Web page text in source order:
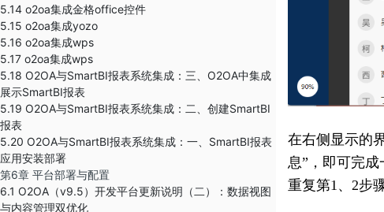
5.14 o2oa集成金格office控件
5.15 o2oa集成yozo
5.16 o2oa集成wps
5.17 o2oa集成wps
5.18 O2OA与SmartBI报表系统集成：三、O2OA中集成
展示SmartBI报表
5.19 O2OA与SmartBI报表系统集成：二、创建SmartBI
报表
5.20 O2OA与SmartBI报表系统集成：一、SmartBI报表
应用安装部署
第6章 平台部署与配置
6.1 O2OA（v9.5）开发平台更新说明（二）：数据视图
与内容管理双优化
在右侧显示的
息”，即可完成
重复第1、2步